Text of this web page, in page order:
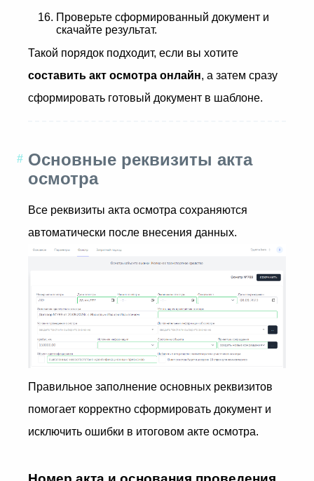
Проверьте сформированный документ и
скачайте результат.
Такой порядок подходит, если вы хотите
составить акт осмотра онлайн, а затем сразу
сформировать готовый документ в шаблоне.
Основные реквизиты акта
осмотра
Все реквизиты акта осмотра сохраняются
автоматически после внесения данных.
Правильное заполнение основных реквизитов
помогает корректно сформировать документ и
исключить ошибки в итоговом акте осмотра.